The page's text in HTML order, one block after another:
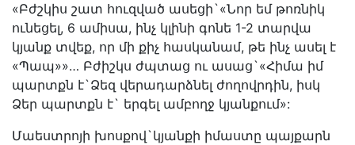
«Բժշկիս շատ հուզված ասեցի`«Նոր եմ թոռնիկ
ունեցել, 6 ամիսա, ինչ կլինի գոնե 1-2 տարվա
կյանք տվեք, որ մի քիչ հասկանամ, թե ինչ ասել է
«Պապ»»… Բժիշկս ժպտաց ու ասաց`«Հիմա իմ
պարտքն է`Ձեզ վերադարձնել ժողովրդին, իսկ
Ձեր պարտքն է` երգել ամբողջ կյանքում»:
Մաեստրոյի խոսքով`կյանքի իմաստը պայքարն